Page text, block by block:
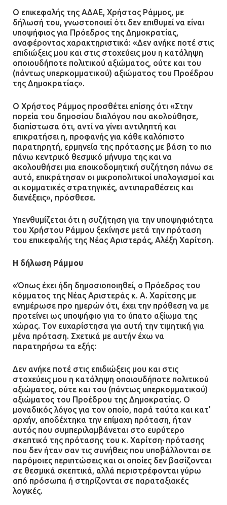
21.07.2026 | 13:12
Βριλήσσια: Αυτοκίνητο έσπασε
τζαμαρία και μπήκε μέσα σε μαγαζί
13.07.2026 | 21:32
Η Οινόη αποκτά μια νέα, σύγχρονη
και ασφαλή παιδική χαρά
13.07.2026 | 21:21
Τηλεφωνικές απάτες με λεία
130.000 ευρώ στην Αττική
13.07.2026 | 20:44
Ασπρόπυργος: Πέθανε ένας από
μεγάλης έκρηξης στο εργοστάσιο
Άργος: Στη φυλακή οι δύο
αστυνομικοί για τους
πυροβολισμούς κατά του 20χρονου
με αναπηρία
Ένα πουλί «υπεύθυνο» για την
πρωινή διακοπή ρεύματος στη
Μάνδρα
09.07.2026 | 11:12
Φωτιά σε επιχείρηση στον
Ασπρόπυργο – Ήχησε το 112
09.07.2026 | 09:19
Ο επικεφαλής της ΑΔΑΕ, Χρήστος Ράμμος, με
δήλωσή του, γνωστοποιεί ότι δεν επιθυμεί να είναι
υποψήφιος για Πρόεδρος της Δημοκρατίας,
αναφέροντας χαρακτηριστικά: «Δεν ανήκε ποτέ στις
επιδιώξεις μου και στις στοχεύεις μου η κατάληψη
οποιουδήποτε πολιτικού αξιώματος, ούτε και του
(πάντως υπερκομματικού) αξιώματος του Προέδρου
της Δημοκρατίας».
Ο Χρήστος Ράμμος προσθέτει επίσης ότι «Στην
πορεία του δημοσίου διαλόγου που ακολούθησε,
διαπίστωσα ότι, αντί να γίνει αντιληπτή και
επικρατήσει η, προφανής για κάθε καλόπιστο
παρατηρητή, ερμηνεία της πρότασης με βάση το πιο
πάνω κεντρικό θεσμικό μήνυμα της και να
ακολουθήσει μια εποικοδομητική συζήτηση πάνω σε
αυτό, επικράτησαν οι μικροπολιτικοί υπολογισμοί και
οι κομματικές στρατηγικές, αντιπαραθέσεις και
διενέξεις», πρόσθεσε.
Υπενθυμίζεται ότι η συζήτηση για την υποψηφιότητα
του Χρήστου Ράμμου ξεκίνησε μετά την πρόταση
του επικεφαλής της Νέας Αριστεράς, Αλέξη Χαρίτση.
Η δήλωση Ράμμου
«Όπως έχει ήδη δημοσιοποιηθεί, ο Πρόεδρος του
κόμματος της Νέας Αριστεράς κ. Α. Χαρίτσης με
ενημέρωσε προ ημερών ότι, έχει την πρόθεση να με
προτείνει ως υποψήφιο για το ύπατο αξίωμα της
χώρας. Τον ευχαρίστησα για αυτή την τιμητική για
μένα πρόταση. Σχετικά με αυτήν έχω να
παρατηρήσω τα εξής:
Δεν ανήκε ποτέ στις επιδιώξεις μου και στις
στοχεύεις μου η κατάληψη οποιουδήποτε πολιτικού
αξιώματος, ούτε και του (πάντως υπερκομματικού)
αξιώματος του Προέδρου της Δημοκρατίας. Ο
μοναδικός λόγος για τον οποίο, παρά ταύτα και κατ’
αρχήν, αποδέχτηκα την επίμαχη πρόταση, ήταν
αυτός που συμπεριλαμβάνεται στο ευρύτερο
σκεπτικό της πρότασης του κ. Χαρίτση· πρότασης
που δεν ήταν σαν τις συνήθεις που υποβάλλονται σε
παρόμοιες περιπτώσεις και οι οποίες δεν βασίζονται
σε θεσμικά σκεπτικά, αλλά περιστρέφονται γύρω
από πρόσωπα ή στηρίζονται σε παραταξιακές
λογικές.